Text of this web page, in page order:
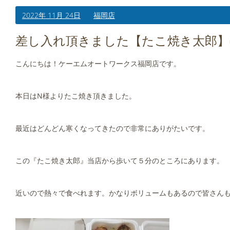
2022年 11月 24日 福岡店
差し入れ頂きました【たこ焼き太郎
こんにちは！ケーエムオートワークス福岡店です。
本日はN様よりたこ焼き頂きました。
最近はどんどん寒くなってきたので非常にありがたいです。
この『たこ焼き太郎』当店から歩いて５分のところにあります。
近いので熱々で食べれます。かなりボリュームもあるので皆さん